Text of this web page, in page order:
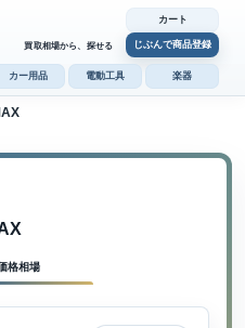
買取相場から、探せる
カート
じぶんで商品登録
カー用品 電動工具 楽器
格相場